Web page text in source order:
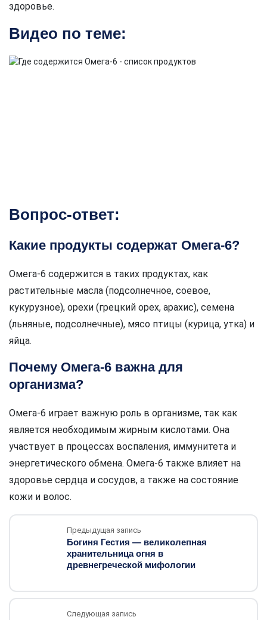
здоровье.
Видео по теме:
Вопрос-ответ:
Какие продукты содержат Омега-6?
Омега-6 содержится в таких продуктах, как
растительные масла (подсолнечное, соевое,
кукурузное), орехи (грецкий орех, арахис), семена
(льняные, подсолнечные), мясо птицы (курица, утка) и
яйца.
Почему Омега-6 важна для
организма?
Омега-6 играет важную роль в организме, так как
является необходимым жирным кислотами. Она
участвует в процессах воспаления, иммунитета и
энергетического обмена. Омега-6 также влияет на
здоровье сердца и сосудов, а также на состояние
кожи и волос.
Предыдущая запись
Богиня Гестия — великолепная
хранительница огня в
древнегреческой мифологии
Следующая запись